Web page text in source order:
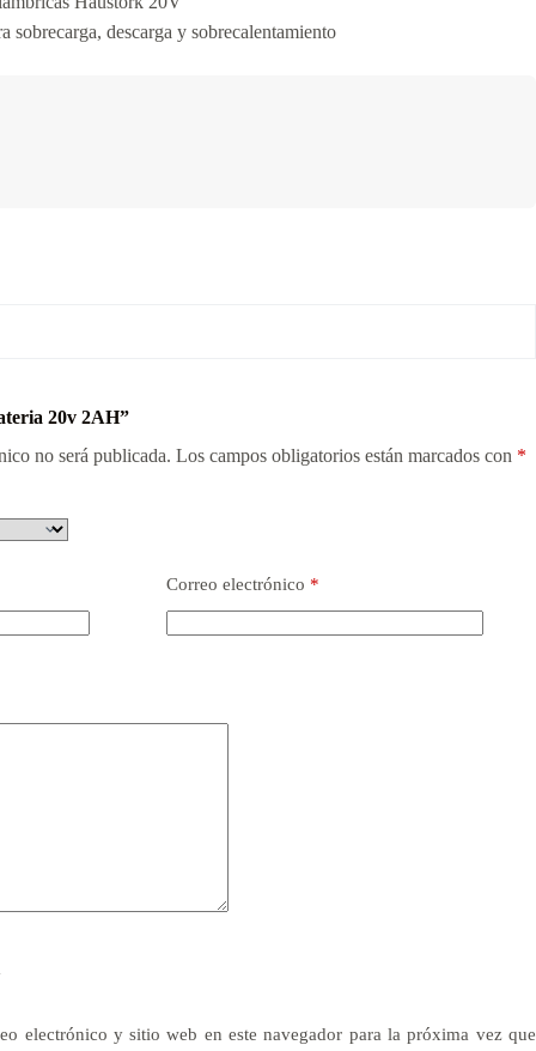
sobrecarga, descarga y sobrecalentamiento
20v 2AH”
no será publicada. Los campos obligatorios están marcados con *
Correo electrónico *
electrónico y sitio web en este navegador para la próxima vez que